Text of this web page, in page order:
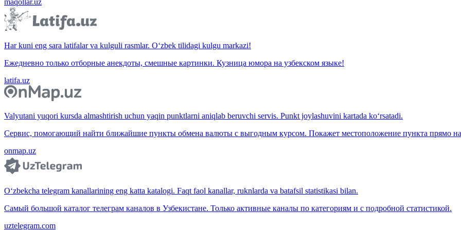
maqollar.uz
Har kuni eng sara latifalar va kulguli rasmlar. O‘zbek tilidagi kulgu markazi!
Ежедневно только отборные анекдоты, смешные картинки. Кузница юмора на узбекском языке!
latifa.uz
Valyutani yuqori kursda almashtirish uchun yaqin punktlarni aniqlab beruvchi servis. Punkt joylashuvini kartada ko‘rsatadi.
Сервис, помогающий найти ближайшие пункты обмена валюты с выгодным курсом. Покажет местоположение пункта прямо на
onmap.uz
O‘zbekcha telegram kanallarining eng katta katalogi. Faqt faol kanallar, ruknlarda va batafsil statistikasi bilan.
Самый большой каталог телеграм каналов в Узбекистане. Только активные каналы по категориям и с подробной статистикой.
uztelegram.com